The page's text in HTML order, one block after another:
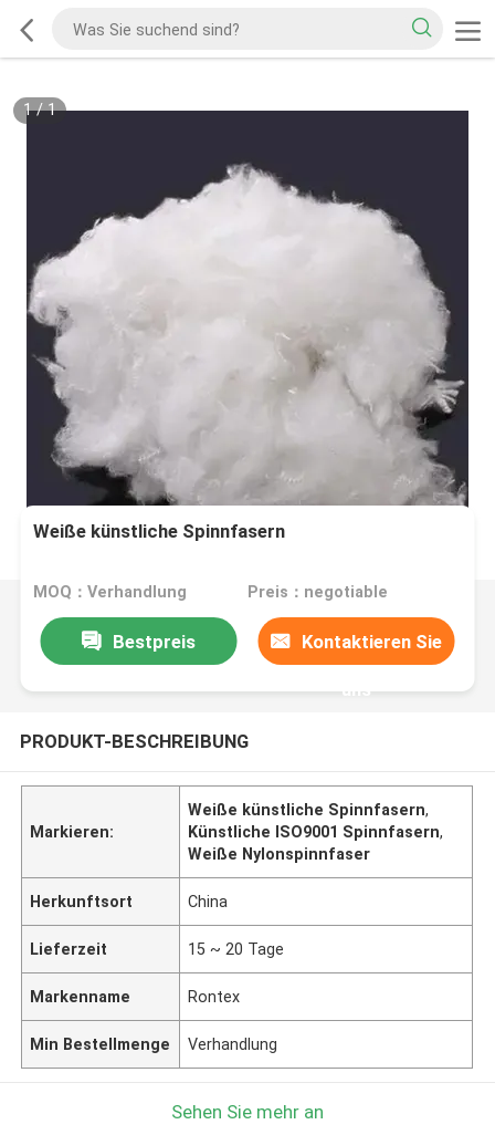
1/1
Weiße künstliche Spinnfasern
MOQ：Verhandlung Preis：negotiable
Bestpreis Kontaktieren Sie
uns
PRODUKT-BESCHREIBUNG
Markieren:
Weiße künstliche Spinnfasern,
Künstliche ISO9001 Spinnfasern,
Weiße Nylonspinnfaser
Herkunftsort China
Lieferzeit 15 ~ 20 Tage
Markenname Rontex
Min Bestellmenge Verhandlung
Sehen Sie mehr an